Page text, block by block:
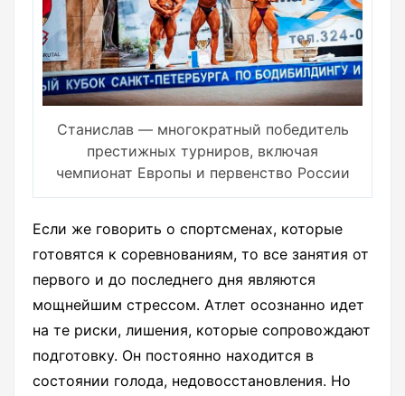
Станислав — многократный победитель
престижных турниров, включая
чемпионат Европы и первенство России
Если же говорить о спортсменах, которые
готовятся к соревнованиям, то все занятия от
первого и до последнего дня являются
мощнейшим стрессом. Атлет осознанно идет
на те риски, лишения, которые сопровождают
подготовку. Он постоянно находится в
состоянии голода, недовосстановления. Но